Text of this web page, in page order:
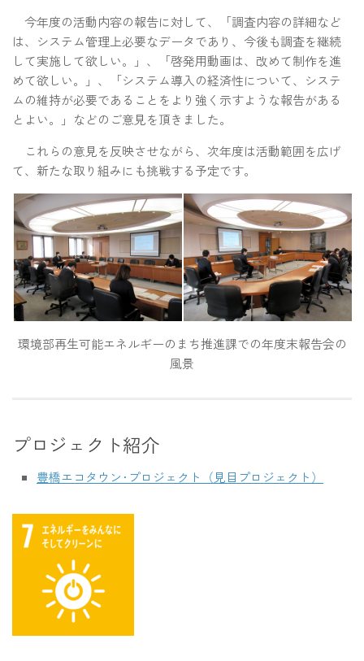
今年度の活動内容の報告に対して、「調査内容の詳細など
は、システム管理上必要なデータであり、今後も調査を継続
して実施して欲しい。」、「啓発用動画は、改めて制作を進
めて欲しい。」、「システム導入の経済性について、システ
ムの維持が必要であることをより強く示すような報告がある
とよい。」などのご意見を頂きました。
これらの意見を反映させながら、次年度は活動範囲を広げ
て、新たな取り組みにも挑戦する予定です。
環境部再生可能エネルギーのまち推進課での年度末報告会の
風景
プロジェクト紹介
豊橋エコタウン･プロジェクト（見目プロジェクト）